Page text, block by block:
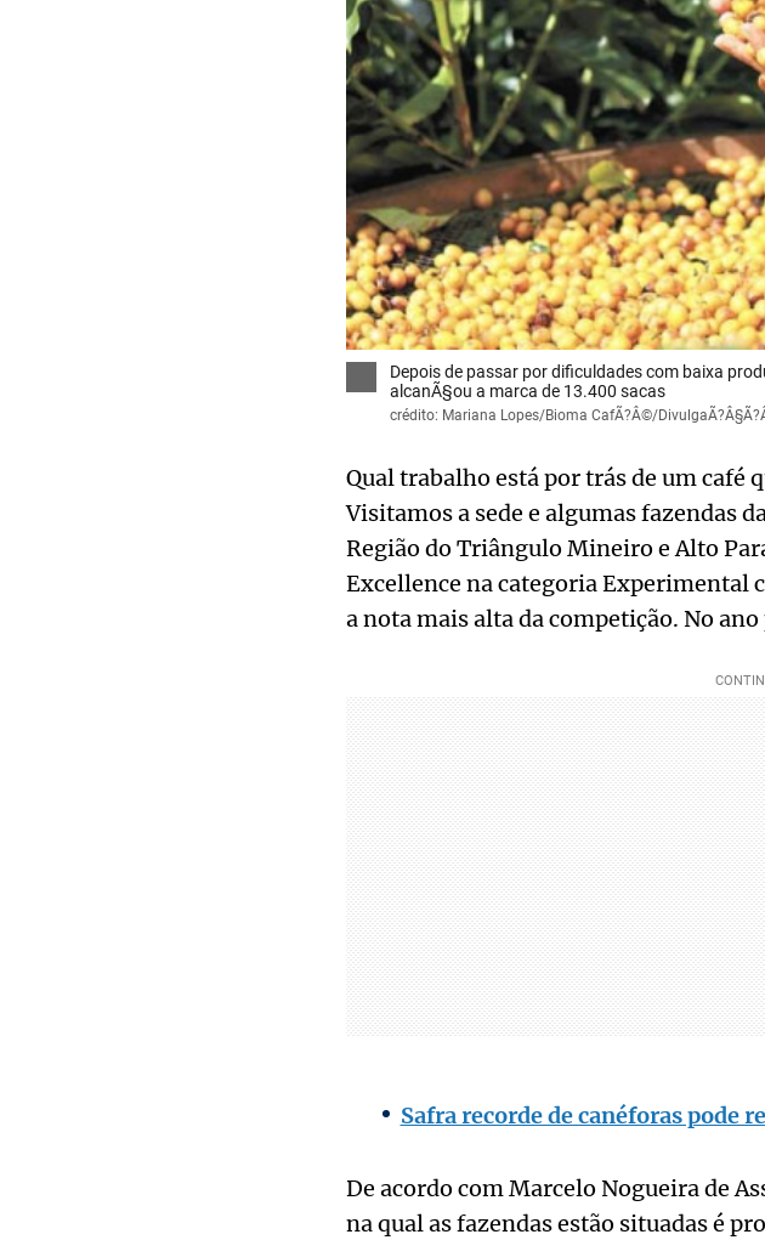
Depois de passar por dificuldades com baixa
alcanÃ§ou a marca de 13.400 sacas
crédito: Mariana Lopes/Bioma CafÃ?Â©/
Qual trabalho está por trás de um café
Visitamos a sede e algumas fazendas
Região do Triângulo Mineiro e Alto
Excellence na categoria Experimental
a nota mais alta da competição. No
Safra recorde de canéforas pode
De acordo com Marcelo Nogueira de
na qual as fazendas estão situadas é